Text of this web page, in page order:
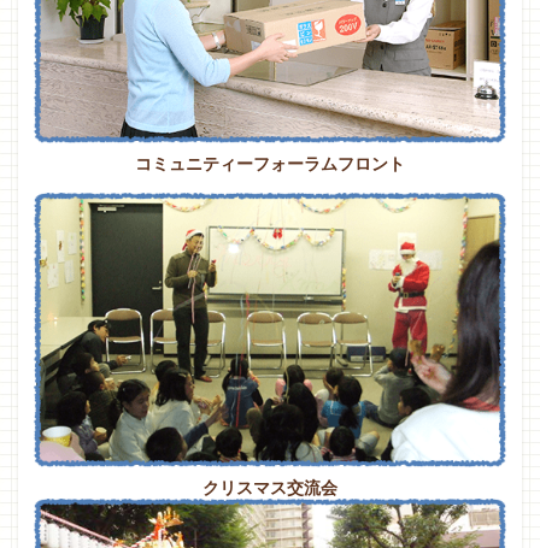
コミュニティーフォーラムフロント
クリスマス交流会